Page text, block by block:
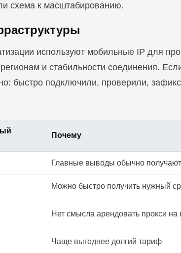
схема к масштабированию.
используют мобильные IP для
и стабильности соединения.
быстро подключили, проверили,
Почему
Главные выводы обычно
Можно быстро получить нужный
Нет смысла арендовать прокси
Чаще выгоднее долгий тариф